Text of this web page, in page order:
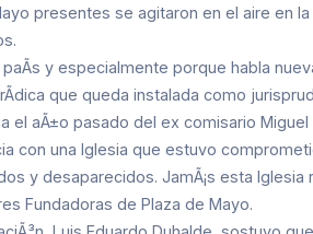
presentes se agitaron en el aire en
y especialmente porque habla
que queda instalada como
el aÃ±o pasado del ex comisario Miguel
con una Iglesia que estuvo
y desaparecidos. JamÃ¡s esta
Fundadoras de Plaza de Mayo.